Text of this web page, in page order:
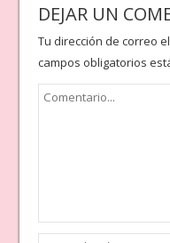
DEJAR UN
Tu dirección de correo
campos obligatorios